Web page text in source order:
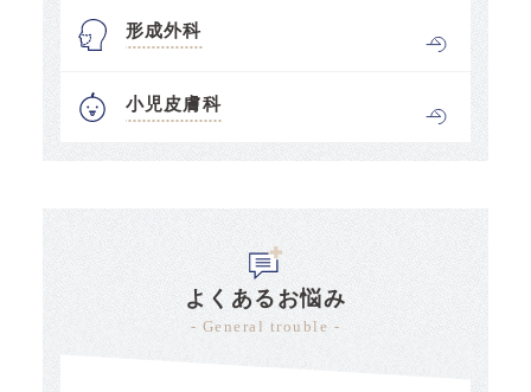
形成外科
小児皮膚科
よくあるお悩み
- General trouble -